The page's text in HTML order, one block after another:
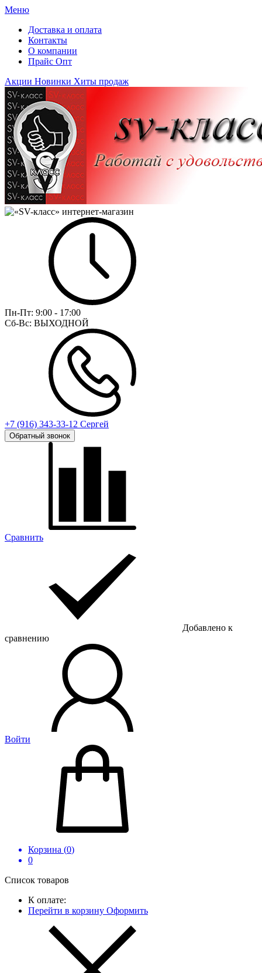
Меню
Доставка и оплата
Контакты
О компании
Прайс Опт
Акции Новинки Хиты продаж
Пн-Пт: 9:00 - 17:00
Сб-Вс: ВЫХОДНОЙ
+7 (916) 343-33-12 Сергей
Обратный звонок
Сравнить
Добавлено к
сравнению
Войти
Корзина (0)
0
Список товаров
К оплате:
Перейти в корзину Оформить